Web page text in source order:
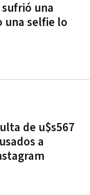
una
una selfie lo
de u$s567
a